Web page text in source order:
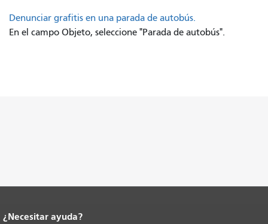
Denunciar grafitis en una parada de autobús.
En el campo Objeto, seleccione "Parada de autobús".
Fin del contenido de la página.
¿Necesitar ayuda?